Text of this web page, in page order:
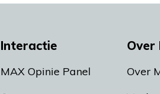
Interactie
MAX Opinie Panel
Over
Over